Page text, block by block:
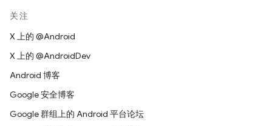
关注
X 上的 @Android
X 上的 @AndroidDev
Android 博客
Google 安全博客
Google 群组上的 Android 平台论坛